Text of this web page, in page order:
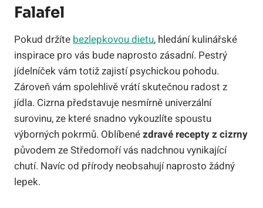
Falafel
Pokud držíte bezlepkovou dietu, hledání kulinářské
inspirace pro vás bude naprosto zásadní. Pestrý
jídelníček vám totiž zajistí psychickou pohodu.
Zároveň vám spolehlivě vrátí skutečnou radost z
jídla. Cizrna představuje nesmírně univerzální
surovinu, ze které snadno vykouzlíte spoustu
výborných pokrmů. Oblíbenézdravé recepty z cizrny
původem ze Středomoří vás nadchnou vynikající
chutí. Navíc od přírody neobsahují naprosto žádný
lepek.